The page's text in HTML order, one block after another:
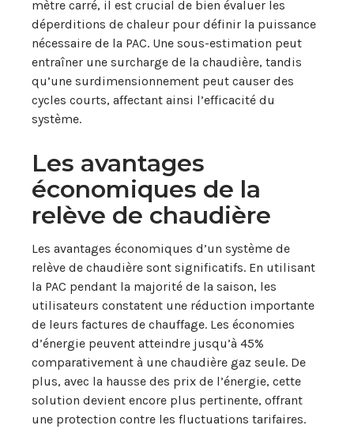
mètre carré, il est crucial de bien évaluer les
déperditions de chaleur pour définir la puissance
nécessaire de la PAC. Une sous-estimation peut
entraîner une surcharge de la chaudière, tandis
qu’une surdimensionnement peut causer des
cycles courts, affectant ainsi l’efficacité du
système.
Les avantages
économiques de la
relève de chaudière
Les avantages économiques d’un système de
relève de chaudière sont significatifs. En utilisant
la PAC pendant la majorité de la saison, les
utilisateurs constatent une réduction importante
de leurs factures de chauffage. Les économies
d’énergie peuvent atteindre jusqu’à 45%
comparativement à une chaudière gaz seule. De
plus, avec la hausse des prix de l’énergie, cette
solution devient encore plus pertinente, offrant
une protection contre les fluctuations tarifaires.